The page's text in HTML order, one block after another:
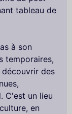
tableau de
à son
temporaires,
des
C'est un lieu
en